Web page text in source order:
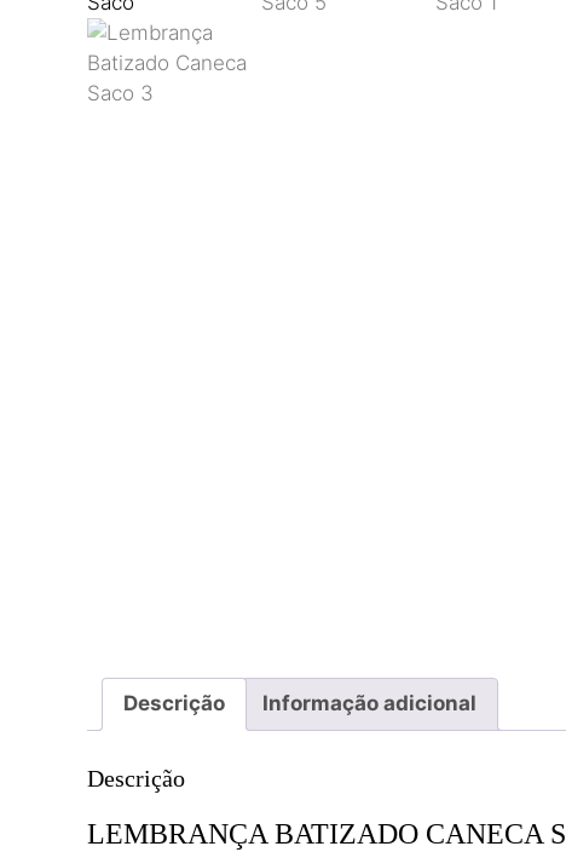
Descrição Informação adicional
Descrição
LEMBRANÇA BATIZADO CANECA